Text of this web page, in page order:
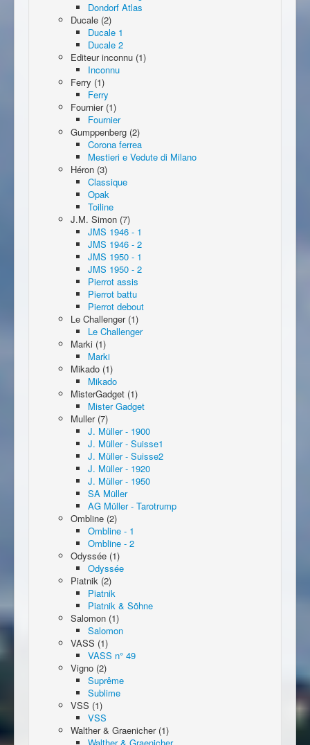
Dondorf Atlas
Ducale (2)
Ducale 1
Ducale 2
Editeur inconnu (1)
Inconnu
Ferry (1)
Ferry
Fournier (1)
Fournier
Gumppenberg (2)
Corona ferrea
Mestieri e Vedute di Milano
Héron (3)
Classique
Opak
Toiline
J.M. Simon (7)
JMS 1946 - 1
JMS 1946 - 2
JMS 1950 - 1
JMS 1950 - 2
Pierrot assis
Pierrot battu
Pierrot debout
Le Challenger (1)
Le Challenger
Marki (1)
Marki
Mikado (1)
Mikado
MisterGadget (1)
Mister Gadget
Muller (7)
J. Müller - 1900
J. Müller - Suisse1
J. Müller - Suisse2
J. Müller - 1920
J. Müller - 1950
SA Müller
AG Müller - Tarotrump
Ombline (2)
Ombline - 1
Ombline - 2
Odyssée (1)
Odyssée
Piatnik (2)
Piatnik
Piatnik & Söhne
Salomon (1)
Salomon
VASS (1)
VASS n° 49
Vigno (2)
Suprême
Sublime
VSS (1)
VSS
Walther & Graenicher (1)